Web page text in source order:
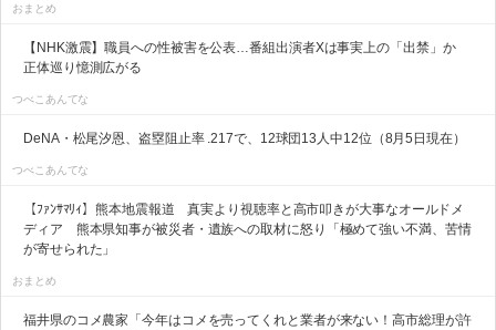
おまとめ
【NHK激震】職員への性被害を公表…番組出演者Xは事実上の「出禁」か
正体巡り憶測広がる
つべこあんてな
DeNA・松尾汐恩、盗塁阻止率 .217で、12球団13人中12位（8月5日現在）
つべこあんてな
【ﾌｧﾝｻﾏﾘｨ】熊本地震報道 真実より視聴率と高市叩きが大事なオールドメ
ディア 熊本県知事が被災者・遺族への取材に怒り「極めて強い不満、苦情
が寄せられた」
おまとめ
福井県のコメ農家「今年はコメを売ってくれと業者が来ない！高市総理が許